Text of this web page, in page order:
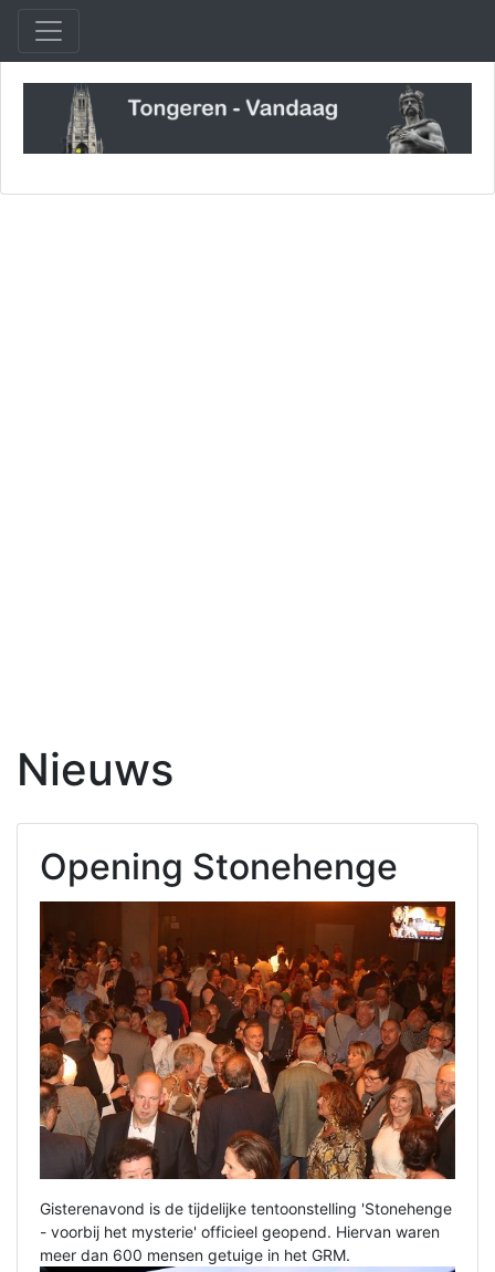
Nieuws
Opening Stonehenge
Gisterenavond is de tijdelijke tentoonstelling 'Stonehenge
- voorbij het mysterie' officieel geopend. Hiervan waren
meer dan 600 mensen getuige in het GRM.